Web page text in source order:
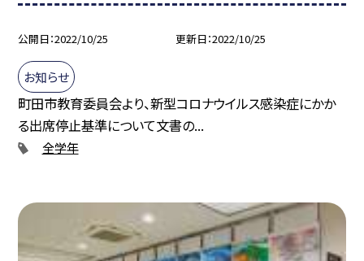
公開日 2022/10/25 更新日 2022/10/25
お知らせ
町田市教育委員会より、新型コロナウイルス感染症にかか
る出席停止基準について文書の...
全学年